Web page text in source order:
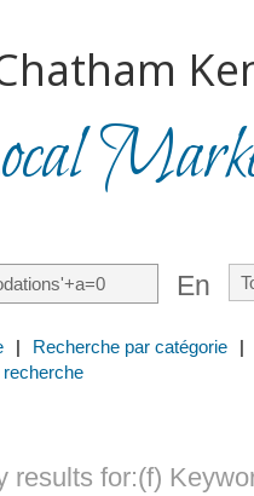
En
| Recherche par catégorie |
results for:(f)